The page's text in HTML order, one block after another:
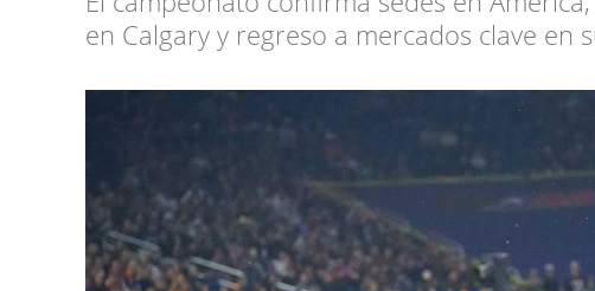
en Calgary y regreso a mercados clave en